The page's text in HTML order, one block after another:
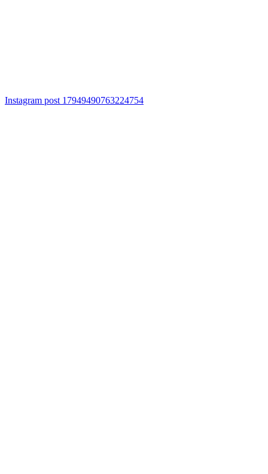
Instagram post 17949490763224754